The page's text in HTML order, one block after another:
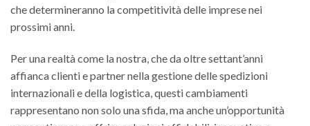
che determineranno la competitività delle imprese nei
prossimi anni.
Per una realtà come la nostra, che da oltre settant’anni
affianca clienti e partner nella gestione delle spedizioni
internazionali e della logistica, questi cambiamenti
rappresentano non solo una sfida, ma anche un’opportunità